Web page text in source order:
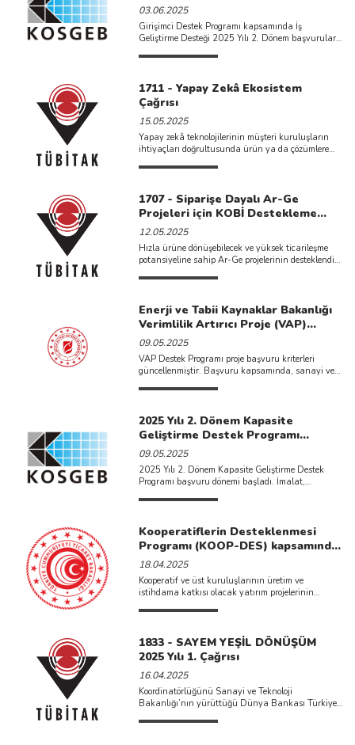
03.06.2025
Girişimci Destek Programı kapsamında İş
Geliştirme Desteği 2025 Yılı 2. Dönem başvuruları
1711 - Yapay Zekâ Ekosistem
Çağrısı
15.05.2025
Yapay zekâ teknolojilerinin müşteri kuruluşların
ihtiyaçları doğrultusunda ürün ya da çözümlere
1707 - Siparişe Dayalı Ar-Ge
Projeleri için KOBİ Destekleme
Çağrısı
12.05.2025
Hızla ürüne dönüşebilecek ve yüksek ticarileşme
potansiyeline sahip Ar-Ge projelerinin desteklendiği
Enerji ve Tabii Kaynaklar Bakanlığı
Verimlilik Artırıcı Proje (VAP)
Destek Programı Başvuruları
09.05.2025
VAP Destek Programı proje başvuru kriterleri
güncellenmiştir. Başvuru kapsamında, sanayi ve
2025 Yılı 2. Dönem Kapasite
Geliştirme Destek Programı
Başvurusu Açıldı
09.05.2025
2025 Yılı 2. Dönem Kapasite Geliştirme Destek
Programı başvuru dönemi başladı. İmalat,
Kooperatiflerin Desteklenmesi
Programı (KOOP-DES) kapsamında
2025 yılı proje başvuruları
başlamıştır.
18.04.2025
Kooperatif ve üst kuruluşlarının üretim ve
istihdama katkısı olacak yatırım projelerinin
1833 - SAYEM YEŞİL DÖNÜŞÜM
2025 Yılı 1. Çağrısı
16.04.2025
Koordinatörlüğünü Sanayi ve Teknoloji
Bakanlığı’nın yürüttüğü Dünya Bankası Türkiye